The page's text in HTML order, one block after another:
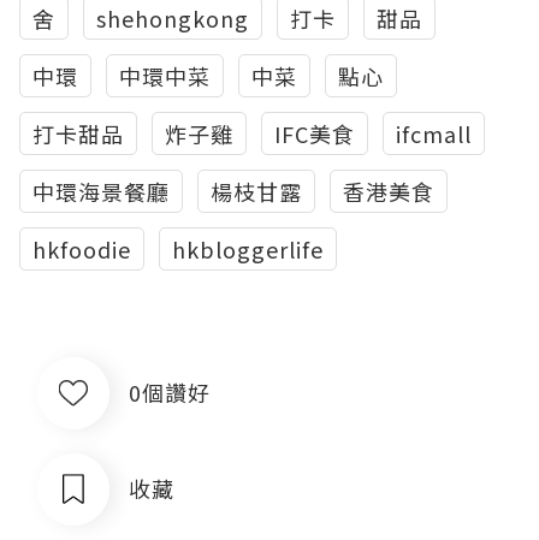
舍 shehongkong 打卡
甜品
中環
中環中菜 中菜
點心
打卡甜品
炸子雞 IFC美食
ifcmall
中環海景餐廳
楊枝甘露
香港美食
hkfoodie
hkbloggerlife
0個讚好
收藏